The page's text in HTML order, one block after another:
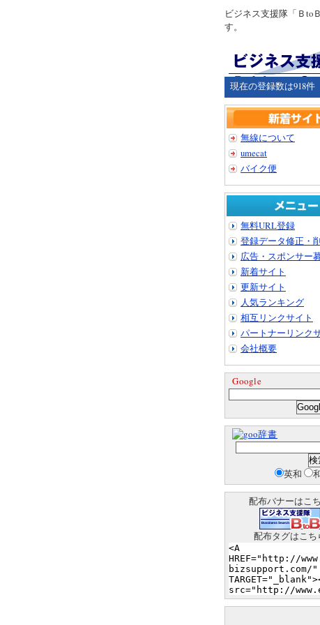
ビジネス支援隊「Ｂto
す。
現在の登録数は918件
無線について
umecat
バイク便
無料URL登録
登録データ修正・
広告・スポンサー
新着サイト
更新サイト
人気ランキング
相互リンクサイト
パートナーリンク
会社概要
Google
辞書
英和
配布バナーはこ
配布タグはこち